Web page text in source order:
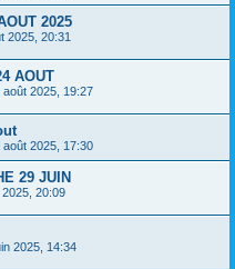
2025
2025, 20:31
AOUT
août 2025, 19:27
août 2025, 17:30
29 JUIN
2025, 20:09
2025, 14:34